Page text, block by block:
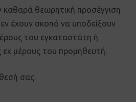
θεωρητική προσέγγιση
έχουν σκοπό να υποδείξουν
του εγκαταστάτη ή
μέρους του προμηθευτή.
σας.